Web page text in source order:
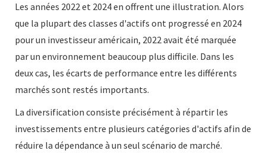
Les années 2022 et 2024 en offrent une illustration. Alors
que la plupart des classes d'actifs ont progressé en 2024
pour un investisseur américain, 2022 avait été marquée
par un environnement beaucoup plus difficile. Dans les
deux cas, les écarts de performance entre les différents
marchés sont restés importants.
La diversification consiste précisément à répartir les
investissements entre plusieurs catégories d'actifs afin de
réduire la dépendance à un seul scénario de marché.